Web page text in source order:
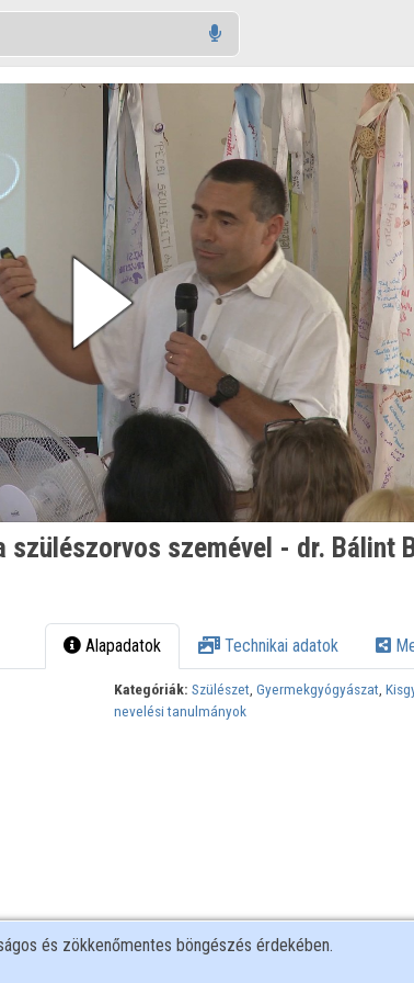
szülészorvos szemével - dr. Bálint
Alapadatok Technikai adatok
Kategóriák: Szülészet,Gyermekgyógyászat,
nevelési tanulmányok
és zökkenőmentes böngészés érdekében.